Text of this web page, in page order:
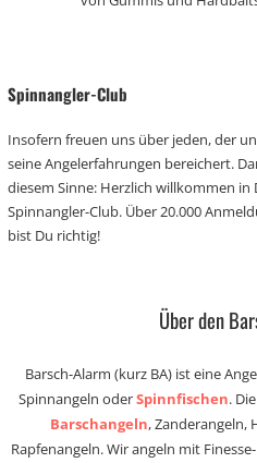
Spinnangler-Club
Insofern freuen uns über jeden, der
seine Angelerfahrungen bereichert.
diesem Sinne: Herzlich willkommen
Spinnangler-Club. Über 20.000
bist Du richtig!
Über den
Barsch-Alarm (kurz BA) ist eine
Spinnangeln oderSpinnfischen.
Barschangeln, Zanderangeln,
Rapfenangeln. Wir angeln mit